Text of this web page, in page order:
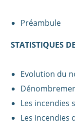
Préambule
STATISTIQUES
Evolution du
Les incendies
Les incendies